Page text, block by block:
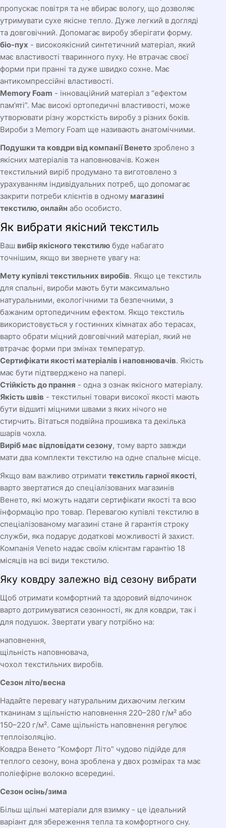
пропускає повітря та не вбирає вологу, що дозволяє
утримувати сухе якісне тепло. Дуже легкий в догляді
та довговічний. Допомагає виробу зберігати форму.
біо-пух - високоякісний синтетичний матеріал, який
має властивості тваринного пуху. Не втрачає своєї
форми при пранні та дуже швидко сохне. Має
антикомпрессійні властивості.
Memory Foam - інноваційний матеріал з “ефектом
пам’яті”. Має високі ортопедичні властивості, може
утворювати різну жорсткість виробу з різних боків.
Вироби з Memory Foam ще називають анатомічними.
Подушки та ковдри від компанії Венето зроблено з
якісних матеріалів та наповнювачів. Кожен
текстильний виріб продумано та виготовлено з
урахуванням індивідуальних потреб, що допомагає
закрити потреби клієнтів в одному магазині
текстилю, онлайн або особисто.
Як вибрати якісний текстиль
Ваш вибір якісного текстилю буде набагато
точнішим, якщо ви звернете увагу на:
Мету купівлі текстильних виробів. Якщо це текстиль
для спальні, вироби мають бути максимально
натуральними, екологічними та безпечними, з
бажаним ортопедичним ефектом. Якщо текстиль
використовується у гостинних кімнатах або терасах,
варто обрати міцний довговічний матеріал, який не
втрачає форми при змінах температур.
Сертифікати якості матеріалів і наповнювачів. Якість
має бути підтверджено на папері.
Стійкість до прання - одна з ознак якісного матеріалу.
Якість швів - текстильні товари високої якості мають
бути відшиті міцними швами з яких нічого не
стирчить. Вітаться подвійна прошивка та декілька
шарів чохла.
Виріб має відповідати сезону, тому варто завжди
мати два комплекти текстилю на одне спальне місце.
Якщо вам важливо отримати текстиль гарної якості,
варто звертатися до спеціалізованих магазинів
Венето, які можуть надати сертифікати якості та всю
інформацію про товар. Перевагою купівлі текстилю в
спеціалізованому магазині стане й гарантія строку
служби, яка подарує додаткові можливості й захист.
Компанія Veneto надає своїм клієнтам гарантію 18
місяців на всі види текстилю.
Яку ковдру залежно від сезону вибрати
Щоб отримати комфортний та здоровий відпочинок
варто дотримуватися сезонності, як для ковдри, так і
для подушок. Звертати увагу потрібно на:
наповнення,
щільність наповнювача,
чохол текстильних виробів.
Сезон літо/весна
Надайте перевагу натуральним дихаючим легким
тканинам з щільністю наповнення 220–280 г/м² або
150–220 г/м². Саме щільність наповнення регулює
теплоізоляцію.
Ковдра Венето “Комфорт Літо” чудово підійде для
теплого сезону, вона зроблена у двох розмірах та має
поліефірне волокно всередині.
Сезон осінь/зима
Більш щільні матеріали для взимку - це ідеальний
варіант для збереження тепла та комфортного сну.